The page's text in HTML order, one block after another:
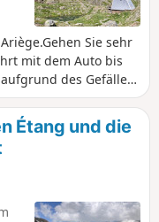
Sie sehr
mit dem Auto bis
des Gefälles
an der
l'Étang du Pinet
über den
Richtung vom
in einer Schleife
Étang und die